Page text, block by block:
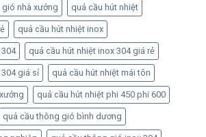
nhà xưởng quả cầu hút nhiệt
quả cầu hút nhiệt inox
quả cầu hút nhiệt inox 304 giá rẻ
giá sỉ quả cầu hút nhiệt mái tôn
quả cầu hút nhiệt phi 450 phi 600
quả cầu thông gió bình dương